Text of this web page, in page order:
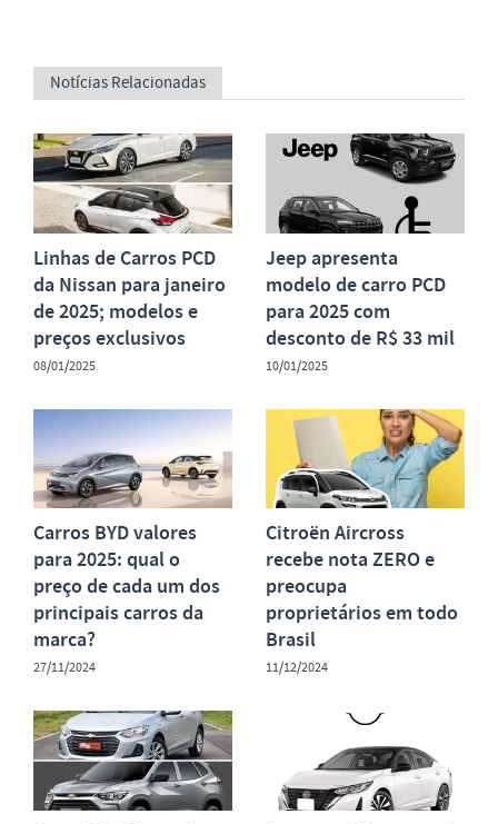
Notícias Relacionadas
Linhas de Carros PCD
da Nissan para janeiro
de 2025; modelos e
preços exclusivos
08/01/2025
Jeep apresenta
modelo de carro PCD
para 2025 com
desconto de R$ 33 mil
10/01/2025
Carros BYD valores
para 2025: qual o
preço de cada um dos
principais carros da
marca?
27/11/2024
Citroën Aircross
recebe nota ZERO e
preocupa
proprietários em todo
Brasil
11/12/2024